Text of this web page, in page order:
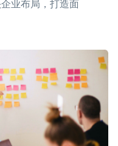
业布局，打造面